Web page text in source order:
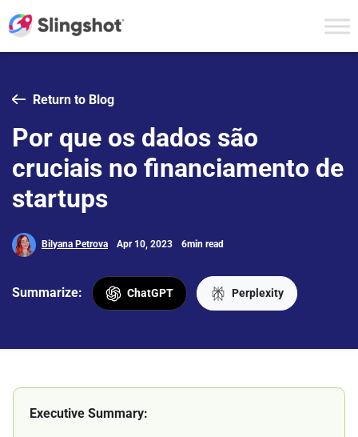
Return to Blog
Por que os dados são
cruciais no financiamento de
startups
Bilyana Petrova Apr 10, 2023 6min read
Summarize: ChatGPT Perplexity
Executive Summary: